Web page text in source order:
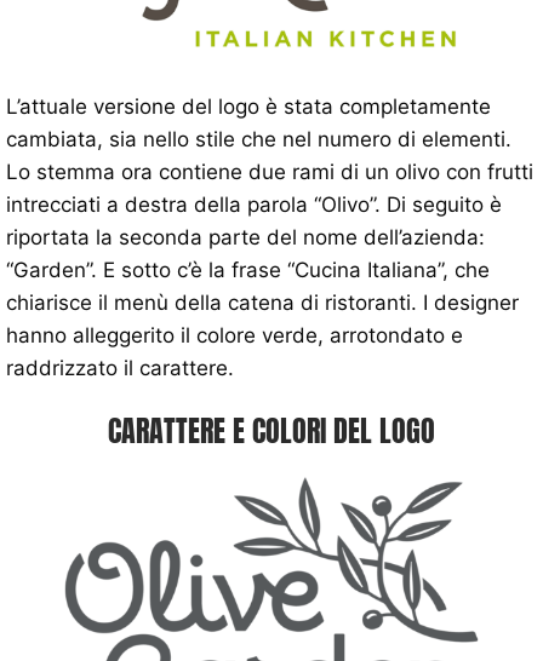
L’attuale versione del logo è stata completamente
cambiata, sia nello stile che nel numero di elementi.
Lo stemma ora contiene due rami di un olivo con frutti
intrecciati a destra della parola “Olivo”. Di seguito è
riportata la seconda parte del nome dell’azienda:
“Garden”. E sotto c’è la frase “Cucina Italiana”, che
chiarisce il menù della catena di ristoranti. I designer
hanno alleggerito il colore verde, arrotondato e
raddrizzato il carattere.
CARATTERE E COLORI DEL LOGO